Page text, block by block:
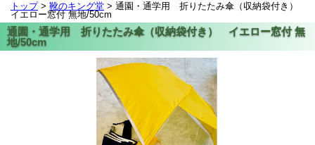
トップ> 靴のキング堂 > 通園・通学用 折りたたみ傘（収納袋付き）
イエロー窓付 無地/50cm